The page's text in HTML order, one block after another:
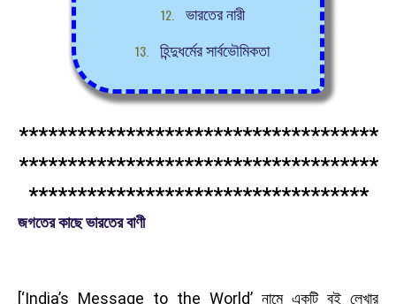
ভারতের নারী
হিন্দুধর্মের সার্বভৌমিকতা
*************************************
*************************************
***********************************
জগতের কাছে ভারতের বাণী
[‘India’s Message to the World’ নামে একটি বই লেখার